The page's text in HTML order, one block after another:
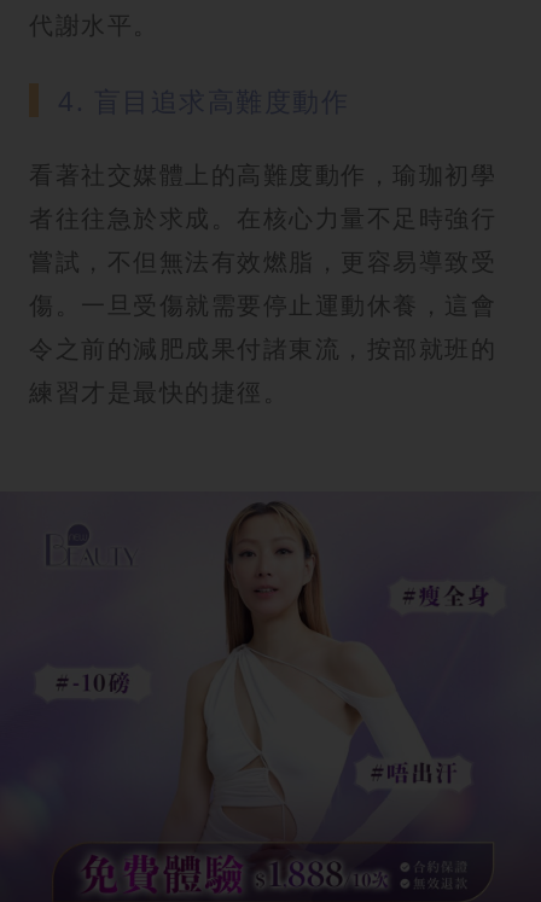
代謝水平。
看著社交媒體上的高難度動作，瑜珈初學
者往往急於求成。在核心力量不足時強行
嘗試，不但無法有效燃脂，更容易導致受
傷。一旦受傷就需要停止運動休養，這會
令之前的減肥成果付諸東流，按部就班的
練習才是最快的捷徑。